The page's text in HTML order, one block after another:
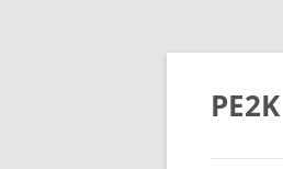
Ga
inhoud
PE2K